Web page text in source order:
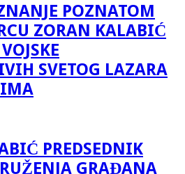
POZNATOM
ZORAN KALABIĆ
SVETOG LAZARA
PREDSEDNIK
GRAĐANA